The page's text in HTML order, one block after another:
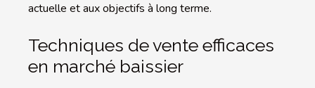
actuelle et aux objectifs à long terme.
Techniques de vente efficaces
en marché baissier